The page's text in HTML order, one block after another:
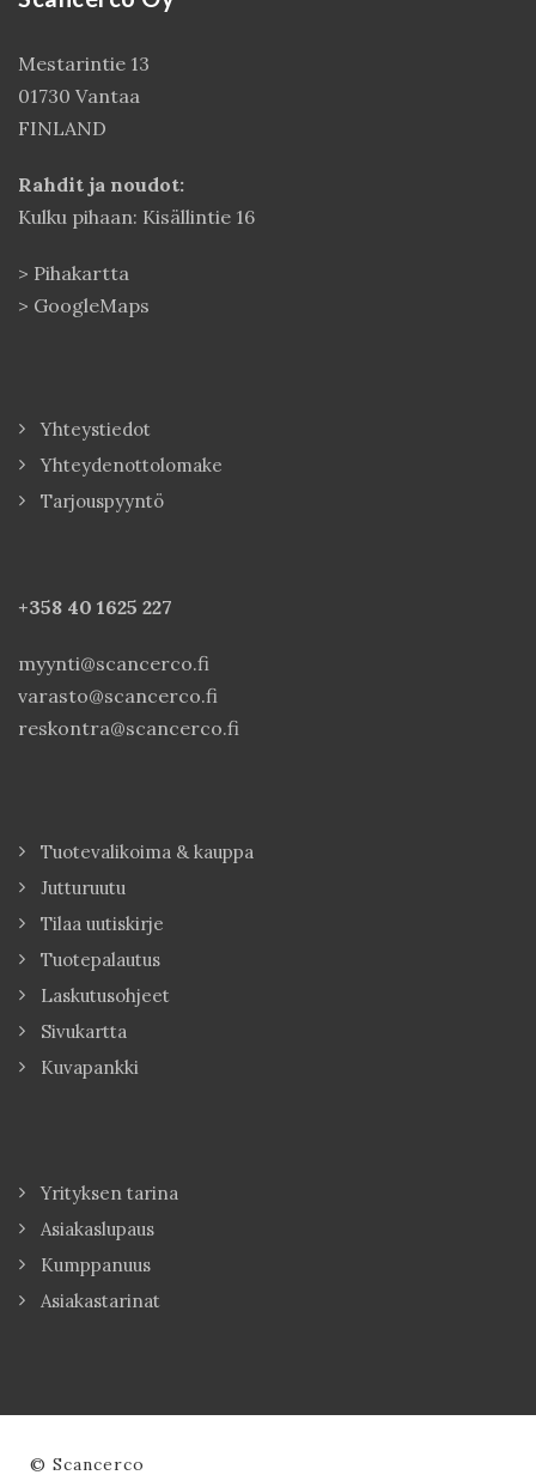
Mestarintie 13
01730 Vantaa
FINLAND
Rahdit ja noudot:
Kulku pihaan: Kisällintie 16
> Pihakartta
> GoogleMaps
Yhteystiedot
Yhteydenottolomake
Tarjouspyyntö
+358 40 1625 227
myynti@scancerco.fi
varasto@scancerco.fi
reskontra@scancerco.fi
Tuotevalikoima & kauppa
Jutturuutu
Tilaa uutiskirje
Tuotepalautus
Laskutusohjeet
Sivukartta
Kuvapankki
Yrityksen tarina
Asiakaslupaus
Kumppanuus
Asiakastarinat
© Scancerco